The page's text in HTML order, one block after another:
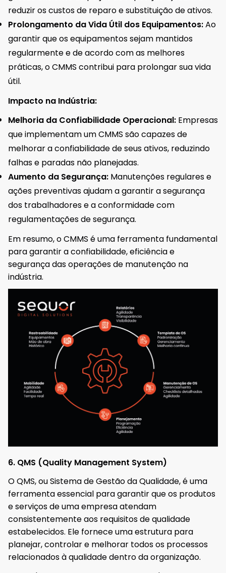
reduzir os custos de reparo e substituição de ativos.
Prolongamento da Vida Útil dos Equipamentos:Ao
garantir que os equipamentos sejam mantidos
regularmente e de acordo com as melhores
práticas, o CMMS contribui para prolongar sua vida
útil.
Impacto na Indústria:
Melhoria da Confiabilidade Operacional: Empresas
que implementam um CMMS são capazes de
melhorar a confiabilidade de seus ativos, reduzindo
falhas e paradas não planejadas.
Aumento da Segurança: Manutenções regulares e
ações preventivas ajudam a garantir a segurança
dos trabalhadores e a conformidade com
regulamentações de segurança.
Em resumo, o CMMS é uma ferramenta fundamental
para garantir a confiabilidade, eficiência e
segurança das operações de manutenção na
indústria.
6. QMS (Quality Management System)
O QMS, ou Sistema de Gestão da Qualidade, é uma
ferramenta essencial para garantir que os produtos
e serviços de uma empresa atendam
consistentemente aos requisitos de qualidade
estabelecidos. Ele fornece uma estrutura para
planejar, controlar e melhorar todos os processos
relacionados à qualidade dentro da organização.